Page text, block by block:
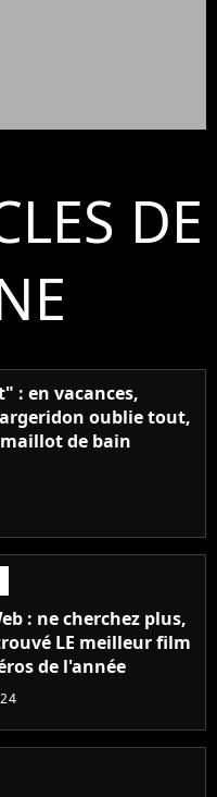
DE
: en vacances,
oublie tout,
de bain
: ne cherchez plus,
LE meilleur film
de l'année